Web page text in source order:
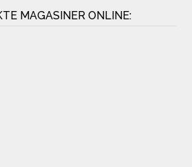
MAGASINER ONLINE: